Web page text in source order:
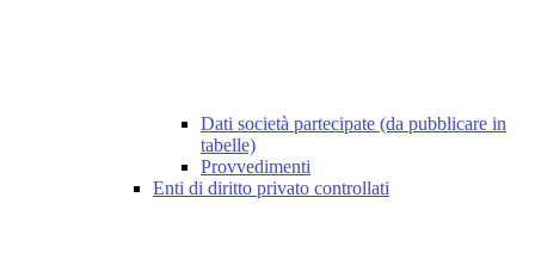
Dati società partecipate (da pubblicare in
tabelle)
Provvedimenti
Enti di diritto privato controllati